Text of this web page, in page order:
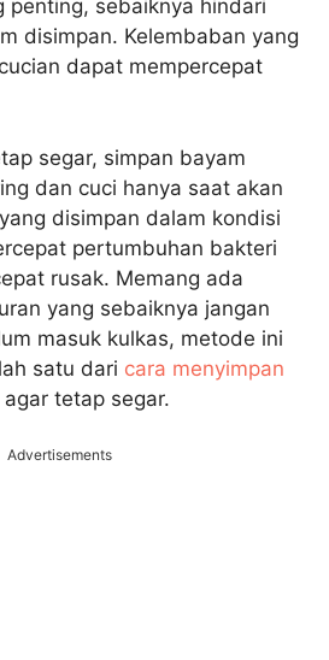
penting, sebaiknya hindari
disimpan. Kelembaban yang
dapat mempercepat
segar, simpan bayam
dan cuci hanya saat akan
disimpan dalam kondisi
pertumbuhan bakteri
rusak. Memang ada
yang sebaiknya jangan
masuk kulkas, metode ini
satu dari cara menyimpan
agar tetap segar.
Advertisements